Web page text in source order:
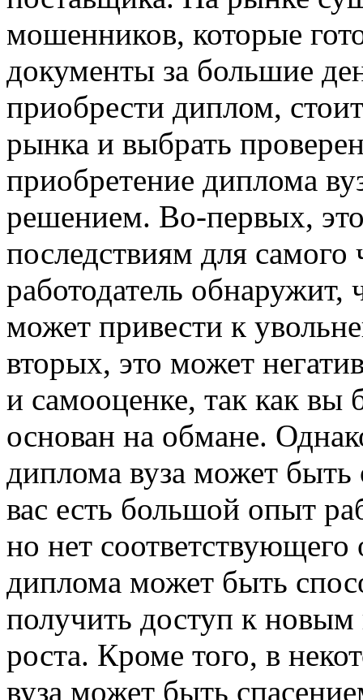
мошенников, которые
документы за большие
приобрести диплом,
рынка и выбрать
приобретение диплома
решением. Во-первых,
последствиям для
работодатель
может привести к
вторых, это может
и самооценке, так как вы
основан на обмане.
диплома вуза может
вас есть большой опыт
но нет соответствующего
диплома может быть
получить доступ к
роста. Кроме того, в
вуза может быть